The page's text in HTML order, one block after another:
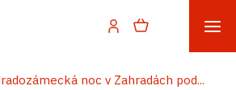
noc v Zahradách pod...